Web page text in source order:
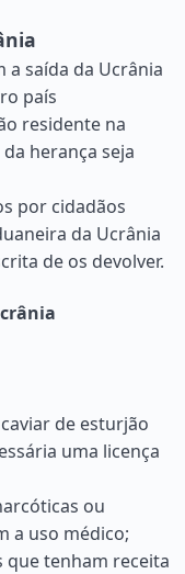
a saída da Ucrânia
país
residente na
herança seja
por cidadãos
da Ucrânia
de os devolver.
de esturjão
uma licença
ou
a uso médico;
que tenham receita